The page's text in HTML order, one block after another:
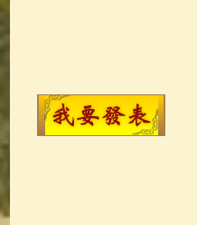
金山活佛